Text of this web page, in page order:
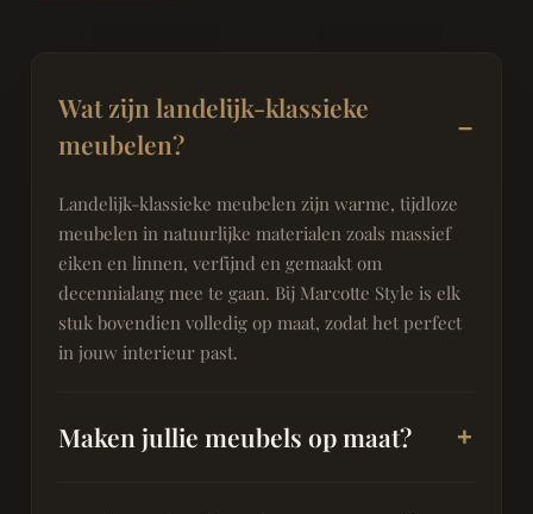
Wat zijn landelijk-klassieke
meubelen?
Landelijk-klassieke meubelen zijn warme, tijdloze
meubelen in natuurlijke materialen zoals massief
eiken en linnen, verfijnd en gemaakt om
decennialang mee te gaan. Bij Marcotte Style is elk
stuk bovendien volledig op maat, zodat het perfect
in jouw interieur past.
Maken jullie meubels op maat?